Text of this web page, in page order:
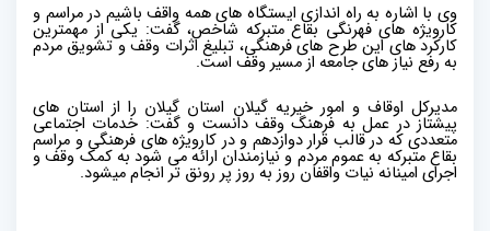
وی با اشاره به راه اندازی ایستگاه های همه واقف باشیم در مراسم و
کارویژه های فهرنگی بقاع متبرکه شاخص، گفت: یکی از مهمترین
کارکرد های این طرح های فرهنگی، تبلیغ اثرات وقف و تشویق مردم
به رفع نیاز های جامعه از مسیر وقف است.
مدیرکل اوقاف و امور خیریه گیلان استان گیلان را از استان های
پیشتاز در عمل به فرهنگ وقف دانست و گفت: خدمات اجتماعی
متعددی که در قالب قرار دوازدهم و در کارویژه های فرهنگی و مراسم
بقاع متبرکه به عموم مردم و نیازمندان ارائه می شود به کمک وقف و
اجرای امینانه نیات واقفان روز به روز پر رونق تر انجام میشود.